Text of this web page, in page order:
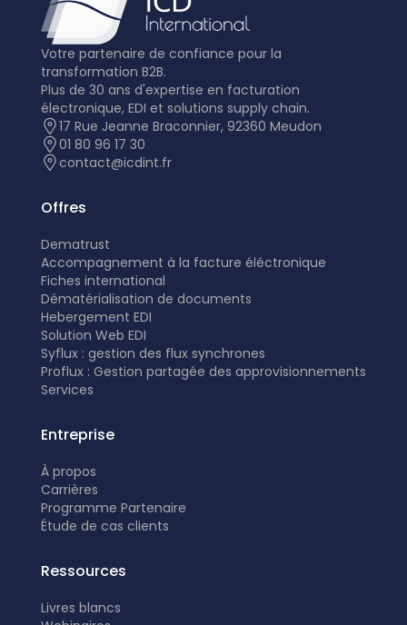
Votre partenaire de confiance pour la
transformation B2B.
Plus de 30 ans d'expertise en facturation
électronique, EDI et solutions supply chain.
17 Rue Jeanne Braconnier, 92360 Meudon
01 80 96 17 30
contact@icdint.fr
Offres
Dematrust
Accompagnement à la facture éléctronique
Fiches international
Dématérialisation de documents
Hebergement EDI
Solution Web EDI
Syflux : gestion des flux synchrones
Proflux : Gestion partagée des approvisionnements
Services
Entreprise
À propos
Carrières
Programme Partenaire
Étude de cas clients
Ressources
Livres blancs